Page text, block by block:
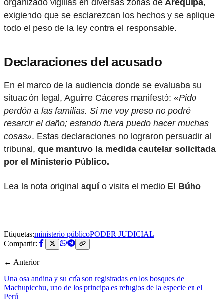
organizado vigilias en diversas zonas de Arequipa,
exigiendo que se esclarezcan los hechos y se aplique
todo el peso de la ley contra el responsable.
Declaraciones del acusado
En el marco de la audiencia donde se evaluaba su
situación legal, Aguirre Cáceres manifestó: «Pido
perdón a las familias. Si me voy preso no podré
resarcir el daño; estando fuera puedo hacer muchas
cosas». Estas declaraciones no lograron persuadir al
tribunal, que mantuvo la medida cautelar solicitada
por el Ministerio Público.
Lea la nota original aquí o visita el medio El Búho
Etiquetas:ministerio públicoPODER JUDICIAL
Compartir:
← Anterior
Una osa andina y su cría son registradas en los bosques de
Machupicchu, uno de los principales refugios de la especie en el
Perú